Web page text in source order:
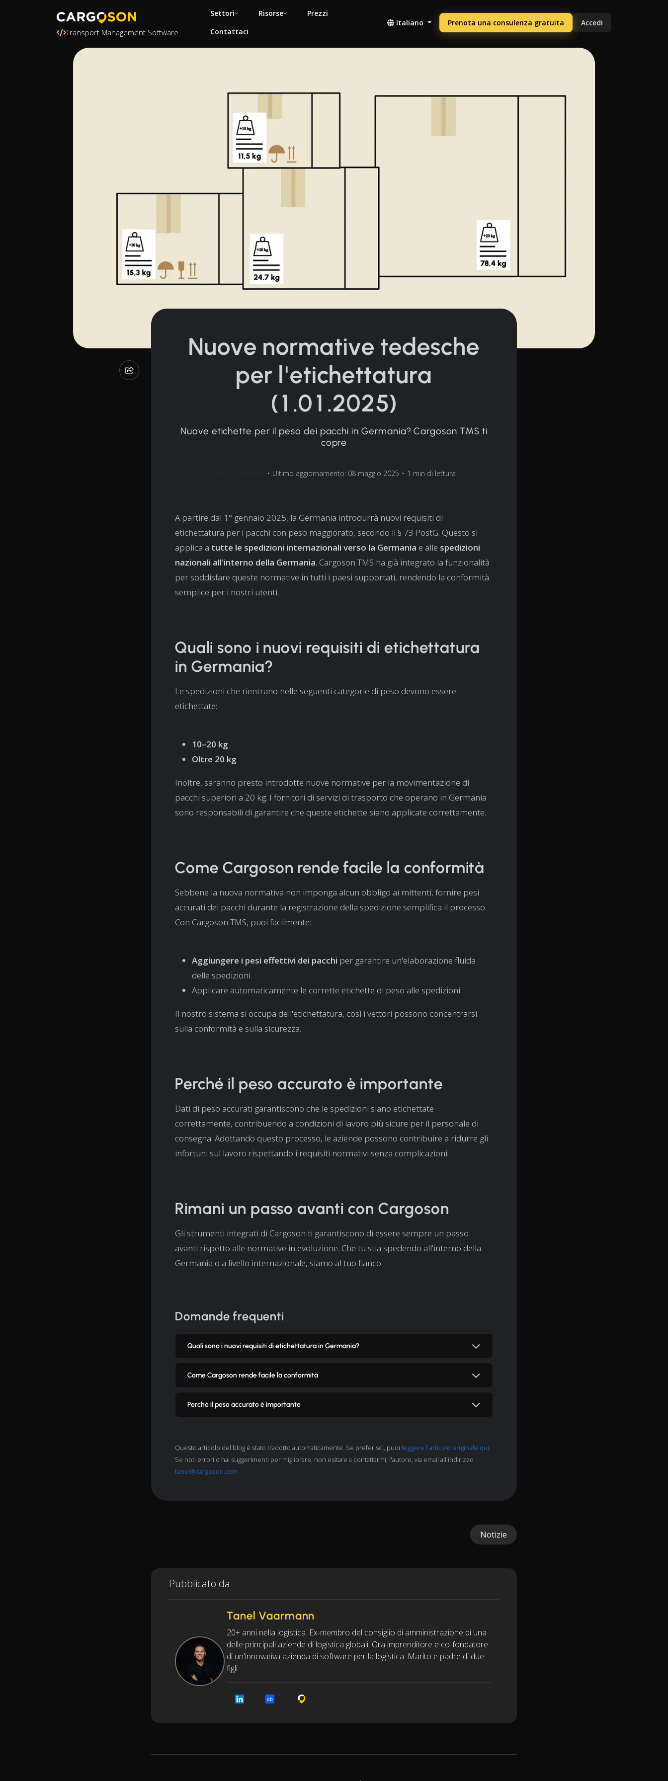
Transport Management Software
Settori Risorse
Prezzi
Contattaci
Italiano Prenota una consulenza gratuita Accedi
Nuove normative tedesche
per l'etichettatura
(1.01.2025)
Nuove etichette per il peso dei pacchi in Germania? Cargoson TMS ti
copre
• Ultimo aggiornamento: 08 maggio 2025 • 1 min di lettura
A partire dal 1° gennaio 2025, la Germania introdurrà nuovi requisiti di
etichettatura per i pacchi con peso maggiorato, secondo il § 73 PostG. Questo si
applica a tutte le spedizioni internazionali verso la Germania e alle spedizioni
nazionali all'interno della Germania. Cargoson TMS ha già integrato la funzionalità
per soddisfare queste normative in tutti i paesi supportati, rendendo la conformità
semplice per i nostri utenti.
Quali sono i nuovi requisiti di etichettatura
in Germania?
Le spedizioni che rientrano nelle seguenti categorie di peso devono essere
etichettate:
10–20 kg
Oltre 20 kg
Inoltre, saranno presto introdotte nuove normative per la movimentazione di
pacchi superiori a 20 kg. I fornitori di servizi di trasporto che operano in Germania
sono responsabili di garantire che queste etichette siano applicate correttamente.
Come Cargoson rende facile la conformità
Sebbene la nuova normativa non imponga alcun obbligo ai mittenti, fornire pesi
accurati dei pacchi durante la registrazione della spedizione semplifica il processo.
Con Cargoson TMS, puoi facilmente:
Aggiungere i pesi effettivi dei pacchi per garantire un'elaborazione fluida
delle spedizioni.
Applicare automaticamente le corrette etichette di peso alle spedizioni.
Il nostro sistema si occupa dell'etichettatura, così i vettori possono concentrarsi
sulla conformità e sulla sicurezza.
Perché il peso accurato è importante
Dati di peso accurati garantiscono che le spedizioni siano etichettate
correttamente, contribuendo a condizioni di lavoro più sicure per il personale di
consegna. Adottando questo processo, le aziende possono contribuire a ridurre gli
infortuni sul lavoro rispettando i requisiti normativi senza complicazioni.
Rimani un passo avanti con Cargoson
Gli strumenti integrati di Cargoson ti garantiscono di essere sempre un passo
avanti rispetto alle normative in evoluzione. Che tu stia spedendo all'interno della
Germania o a livello internazionale, siamo al tuo fianco.
Domande frequenti
Quali sono i nuovi requisiti di etichettatura in Germania?
Come Cargoson rende facile la conformità
Perché il peso accurato è importante
Questo articolo del blog è stato tradotto automaticamente. Se preferisci, puoi leggere l'articolo originale qui.
Se noti errori o hai suggerimenti per migliorare, non esitare a contattarmi, l'autore, via email all'indirizzo
tanel@cargoson.com
Notizie
Pubblicato da
Tanel Vaarmann
20+ anni nella logistica. Ex-membro del consiglio di amministrazione di una
delle principali aziende di logistica globali. Ora imprenditore e co-fondatore
di un'innovativa azienda di software per la logistica. Marito e padre di due
figli.